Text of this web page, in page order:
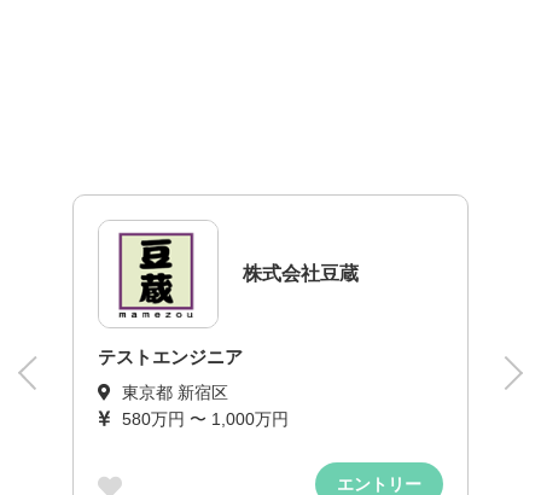
株式会社豆蔵
テストエンジニア
東京都 新宿区
580万円 〜 1,000万円
エントリー